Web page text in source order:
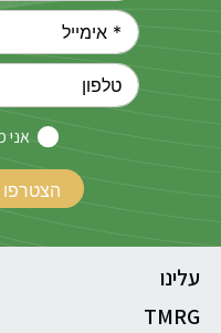
אני
עלינו
TMRG